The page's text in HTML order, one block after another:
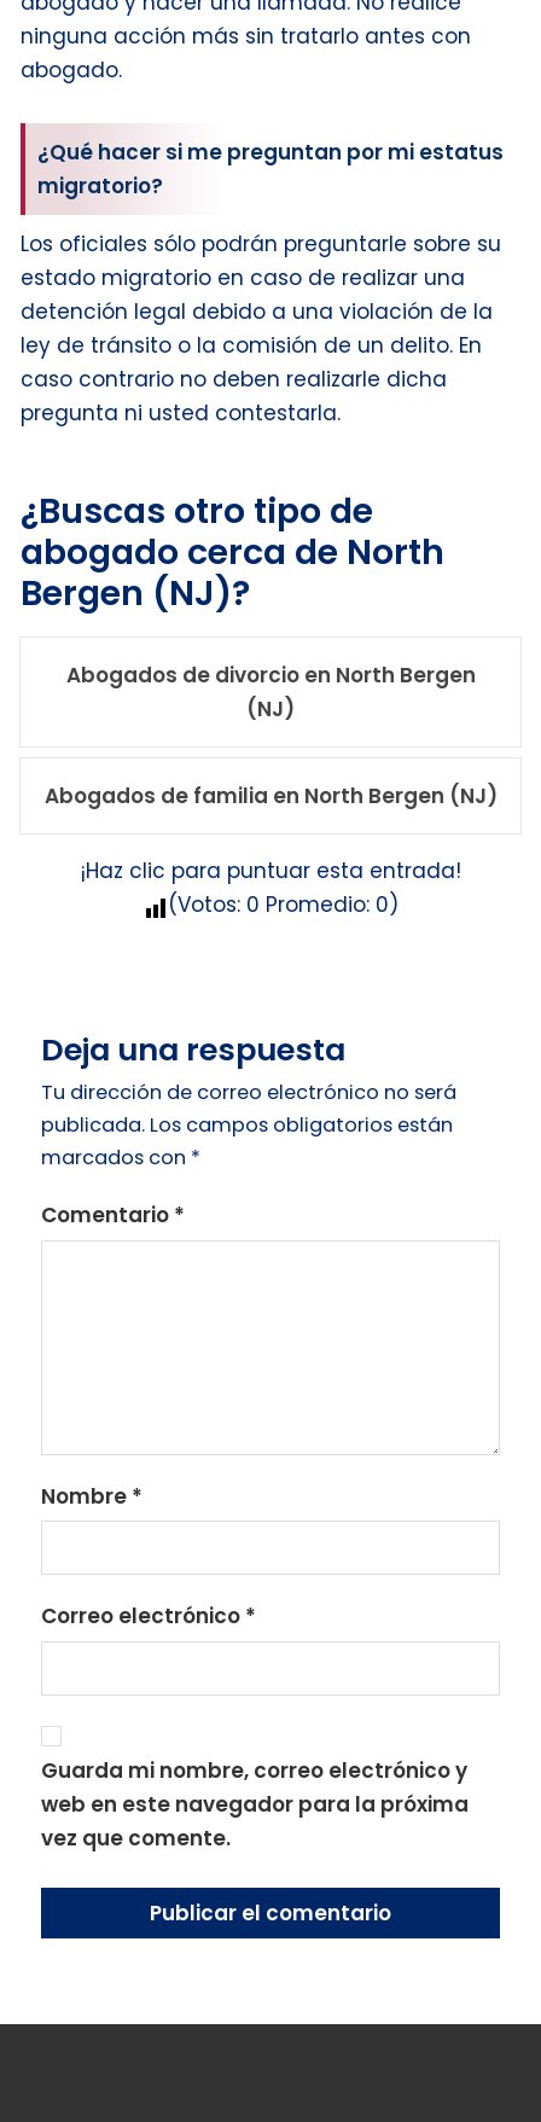
ninguna acción más sin tratarlo antes con
abogado.
¿Qué hacer si me preguntan por mi estatus
migratorio?
Los oficiales sólo podrán preguntarle sobre su
estado migratorio en caso de realizar una
detención legal debido a una violación de la
ley de tránsito o la comisión de un delito. En
caso contrario no deben realizarle dicha
pregunta ni usted contestarla.
¿Buscas otro tipo de
abogado cerca de North
Bergen (NJ)?
Abogados de divorcio en North Bergen
(NJ)
Abogados de familia en North Bergen (NJ)
¡Haz clic para puntuar esta entrada!
(Votos: 0 Promedio: 0)
Deja una respuesta
Tu dirección de correo electrónico no será
publicada. Los campos obligatorios están
marcados con *
Comentario *
Nombre *
Correo electrónico *
Guarda mi nombre, correo electrónico y
web en este navegador para la próxima
vez que comente.